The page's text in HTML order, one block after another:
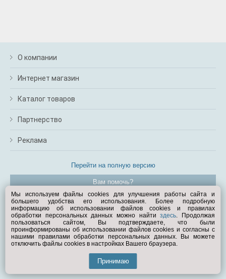
О компании
Интернет магазин
Каталог товаров
Партнерство
Реклама
Перейти на полную версию
Вам помочь?
© Exist.ru 1998—2026
Мы используем файлы cookies для улучшения работы сайта и
большего удобства его использования. Более подробную
информацию об использовании файлов cookies и правилах
обработки персональных данных можно найтиздесь. Продолжая
пользоваться сайтом, Вы подтверждаете, что были
проинформированы об использовании файлов cookies и согласны с
нашими правилами обработки персональных данных. Вы можете
отключить файлы cookies в настройках Вашего браузера.
Принимаю